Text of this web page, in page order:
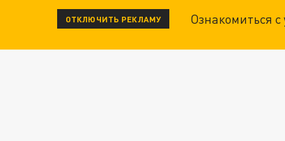
ОТКЛЮЧИТЬ РЕКЛАМУ Ознакомиться